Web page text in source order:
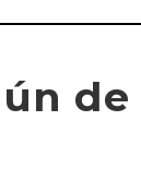
de